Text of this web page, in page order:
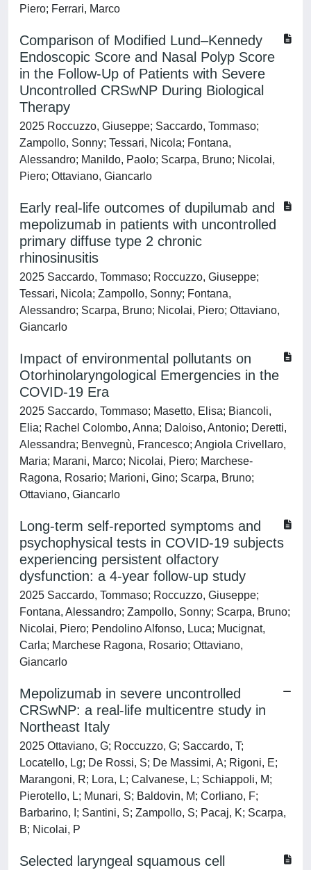
Piero; Ferrari, Marco
Comparison of Modified Lund–Kennedy
Endoscopic Score and Nasal Polyp Score
in the Follow-Up of Patients with Severe
Uncontrolled CRSwNP During Biological
Therapy
2025 Roccuzzo, Giuseppe; Saccardo, Tommaso;
Zampollo, Sonny; Tessari, Nicola; Fontana,
Alessandro; Manildo, Paolo; Scarpa, Bruno; Nicolai,
Piero; Ottaviano, Giancarlo
Early real-life outcomes of dupilumab and
mepolizumab in patients with uncontrolled
primary diffuse type 2 chronic
rhinosinusitis
2025 Saccardo, Tommaso; Roccuzzo, Giuseppe;
Tessari, Nicola; Zampollo, Sonny; Fontana,
Alessandro; Scarpa, Bruno; Nicolai, Piero; Ottaviano,
Giancarlo
Impact of environmental pollutants on
Otorhinolaryngological Emergencies in the
COVID-19 Era
2025 Saccardo, Tommaso; Masetto, Elisa; Biancoli,
Elia; Rachel Colombo, Anna; Daloiso, Antonio; Deretti,
Alessandra; Benvegnù, Francesco; Angiola Crivellaro,
Maria; Marani, Marco; Nicolai, Piero; Marchese-
Ragona, Rosario; Marioni, Gino; Scarpa, Bruno;
Ottaviano, Giancarlo
Long-term self-reported symptoms and
psychophysical tests in COVID-19 subjects
experiencing persistent olfactory
dysfunction: a 4-year follow-up study
2025 Saccardo, Tommaso; Roccuzzo, Giuseppe;
Fontana, Alessandro; Zampollo, Sonny; Scarpa, Bruno;
Nicolai, Piero; Pendolino Alfonso, Luca; Mucignat,
Carla; Marchese Ragona, Rosario; Ottaviano,
Giancarlo
Mepolizumab in severe uncontrolled
CRSwNP: a real-life multicentre study in
Northeast Italy
2025 Ottaviano, G; Roccuzzo, G; Saccardo, T;
Locatello, Lg; De Rossi, S; De Massimi, A; Rigoni, E;
Marangoni, R; Lora, L; Calvanese, L; Schiappoli, M;
Pierotello, L; Munari, S; Baldovin, M; Corliano, F;
Barbarino, I; Santini, S; Zampollo, S; Pacaj, K; Scarpa,
B; Nicolai, P
Selected laryngeal squamous cell